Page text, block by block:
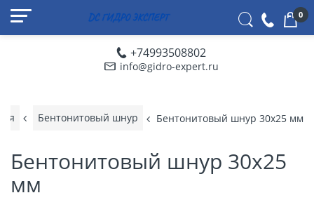
+74993508802
info@gidro-expert.ru
0
Бентонитовый шнур Бентонитовый шнур 30х25 мм
Бентонитовый шнур 30х25
мм